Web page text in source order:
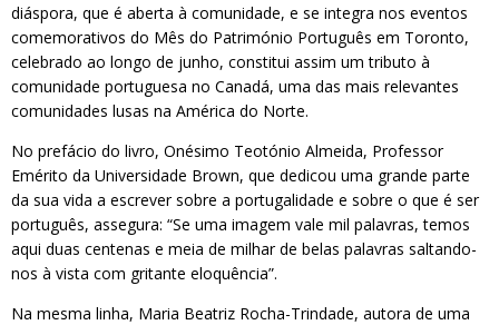
diáspora, que é aberta à comunidade, e se integra nos eventos
comemorativos do Mês do Património Português em Toronto,
celebrado ao longo de junho, constitui assim um tributo à
comunidade portuguesa no Canadá, uma das mais relevantes
comunidades lusas na América do Norte.
No prefácio do livro, Onésimo Teotónio Almeida, Professor
Emérito da Universidade Brown, que dedicou uma grande parte
da sua vida a escrever sobre a portugalidade e sobre o que é ser
português, assegura: “Se uma imagem vale mil palavras, temos
aqui duas centenas e meia de milhar de belas palavras saltando-
nos à vista com gritante eloquência”.
Na mesma linha, Maria Beatriz Rocha-Trindade, autora de uma